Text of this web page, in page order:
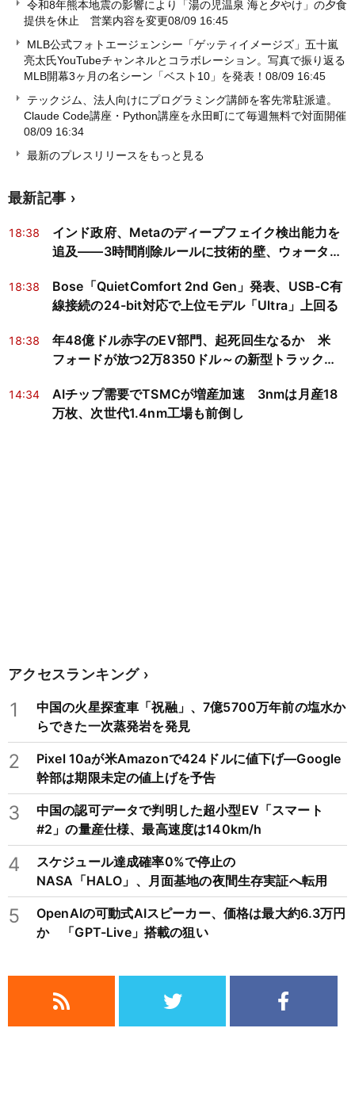
令和8年熊本地震の影響により「湯の児温泉 海と夕やけ」の夕食
提供を休止 営業内容を変更08/09 16:45
MLB公式フォトエージェンシー「ゲッティイメージズ」五十嵐
亮太氏YouTubeチャンネルとコラボレーション。写真で振り返る
MLB開幕3ヶ月の名シーン「ベスト10」を発表！ 08/09 16:45
テックジム、法人向けにプログラミング講師を客先常駐派遣。
Claude Code講座・Python講座を永田町にて毎週無料で対面開催
08/09 16:34
最新のプレスリリースをもっと見る
最新記事
18:38
インド政府、Metaのディープフェイク検出能力を
追及——3時間削除ルールに技術的壁、ウォーター
18:38
Bose「QuietComfort 2nd Gen」発表、USB-C有
線接続の24-bit対応で上位モデル「Ultra」上回る
18:38
年48億ドル赤字のEV部門、起死回生なるか 米
フォードが放つ2万8350ドル～の新型トラック
14:34
AIチップ需要でTSMCが増産加速 3nmは月産18
万枚、次世代1.4nm工場も前倒し
アクセスランキング
1
中国の火星探査車「祝融」、7億5700万年前の塩水か
らできた一次蒸発岩を発見
2
Pixel 10aが米Amazonで424ドルに値下げ―Google
幹部は期限未定の値上げを予告
3
中国の認可データで判明した超小型EV「スマート
#2」の量産仕様、最高速度は140km/h
4
スケジュール達成確率0%で停止の
NASA「HALO」、月面基地の夜間生存実証へ転用
5
OpenAIの可動式AIスピーカー、価格は最大約6.3万円
か 「GPT-Live」搭載の狙い